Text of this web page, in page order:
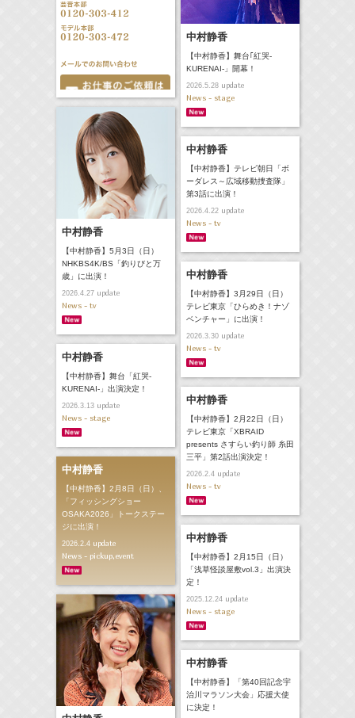
中村静香
【中村静香】舞台｢紅哭-
KURENAI-」開幕！
2026.5.28update
News - stage
中村静香
【中村静香】5月3日（日）
NHKBS4K/BS「釣りびと万
歳」に出演！
2026.4.27update
News - tv
中村静香
【中村静香】テレビ朝日「ボ
ーダレス～広域移動捜査隊」
第3話に出演！
2026.4.22update
News - tv
中村静香
【中村静香】3月29日（日）
テレビ東京「ひらめき！ナゾ
ベンチャー」に出演！
2026.3.30update
News - tv
中村静香
【中村静香】舞台「紅哭‐
KURENAI-」出演決定！
2026.3.13update
News - stage
中村静香
【中村静香】2月22日（日）
テレビ東京「XBRAID
presents さすらい釣り師 糸田
三平」第2話出演決定！
2026.2.4update
News - tv
中村静香
【中村静香】2月8日（日）、
「フィッシングショー
OSAKA2026」トークステー
ジに出演！
2026.2.4update
News - pickup,event
中村静香
【中村静香】2月15日（日）
「浅草怪談屋敷vol.3」出演決
定！
2025.12.24update
News - stage
中村静香
【中村静香】「第40回記念宇
治川マラソン大会」応援大使
に決定！